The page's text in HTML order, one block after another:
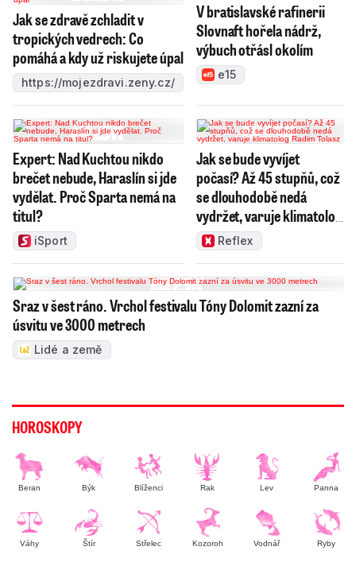
Jak se zdravě zchladit v
tropických vedrech: Co
pomáhá a kdy už riskujete úpal
https://mojezdravi.zeny.cz/
V bratislavské rafinerii
Slovnaft hořela nádrž,
výbuch otřásl okolím
e15
Expert: Nad Kuchtou nikdo
brečet nebude, Haraslín si jde
vydělat. Proč Sparta nemá na
titul?
iSport
Jak se bude vyvíjet
počasí? Až 45 stupňů, což
se dlouhodobě nedá
vydržet, varuje klimatolog
Radim Tolasz
Reflex
Sraz v šest ráno. Vrchol festivalu Tóny Dolomit zazní za
úsvitu ve 3000 metrech
Lidé a země
HOROSKOPY
Beran Býk Blíženci Rak Lev Panna
Váhy Štír Střelec Kozoroh Vodnář Ryby